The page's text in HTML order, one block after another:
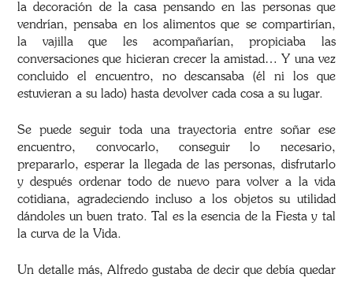
la decoración de la casa pensando en las personas que
vendrían, pensaba en los alimentos que se compartirían,
la vajilla que les acompañarían, propiciaba las
conversaciones que hicieran crecer la amistad… Y una vez
concluido el encuentro, no descansaba (él ni los que
estuvieran a su lado) hasta devolver cada cosa a su lugar.
Se puede seguir toda una trayectoria entre soñar ese
encuentro, convocarlo, conseguir lo necesario,
prepararlo, esperar la llegada de las personas, disfrutarlo
y después ordenar todo de nuevo para volver a la vida
cotidiana, agradeciendo incluso a los objetos su utilidad
dándoles un buen trato. Tal es la esencia de la Fiesta y tal
la curva de la Vida.
Un detalle más, Alfredo gustaba de decir que debía quedar